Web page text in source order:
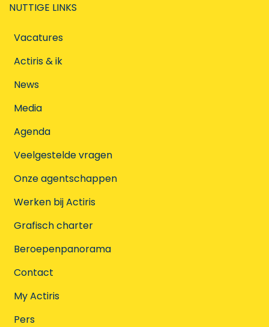
NUTTIGE LINKS
Vacatures
Actiris & ik
News
Media
Agenda
Veelgestelde vragen
Onze agentschappen
Werken bij Actiris
Grafisch charter
Beroepenpanorama
Contact
My Actiris
Pers